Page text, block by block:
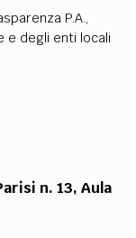
P.A.,
e degli enti locali
n. 13,Aula